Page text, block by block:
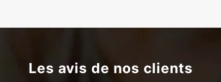
Les avis de nos clients